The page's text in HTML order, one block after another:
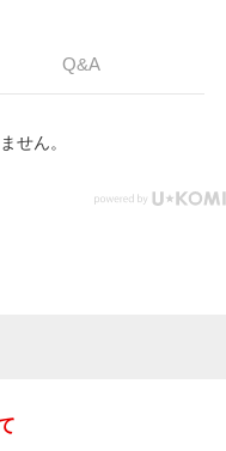
Q&A
せん。